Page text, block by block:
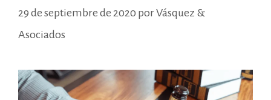
29 de septiembre de 2020 porVásquez &
Asociados